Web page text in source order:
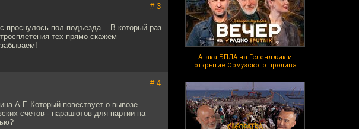
Атака БПЛА на Геленджик и
открытие Ормузского пролива
# 3
проснулось пол-подъезда... В который раз
тех прямо скажем
# 4
А.Г. Который повествует о вывозе
счетов - парашютов для партии на